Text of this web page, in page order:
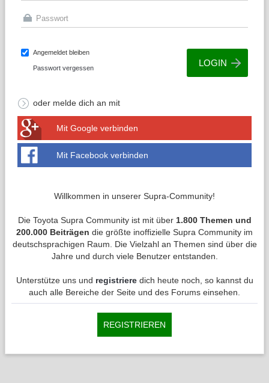
Angemeldet bleiben
Passwort vergessen
oder melde dich an mit
Mit Google verbinden
Mit Facebook verbinden
Willkommen in unserer Supra-Community!
Die Toyota Supra Community ist mit über 1.800 Themen und
200.000 Beiträgen die größte inoffizielle Supra Community im
deutschsprachigen Raum. Die Vielzahl an Themen sind über die
Jahre und durch viele Benutzer entstanden.
Unterstütze uns und registrieredich heute noch, so kannst du
auch alle Bereiche der Seite und des Forums einsehen.
REGISTRIEREN